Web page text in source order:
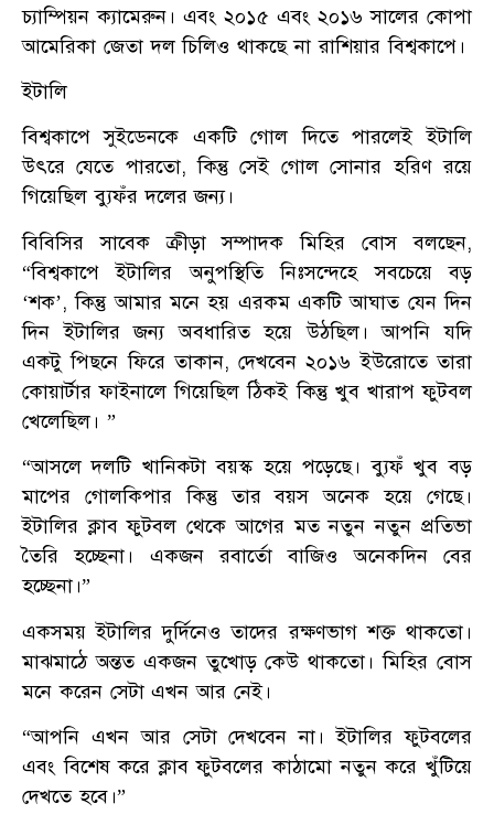
চ্যাম্পিয়ন ক্যামেরুন। এবং ২০১৫ এবং ২০১৬ সালের কোপা
আমেরিকা জেতা দল চিলিও থাকছে না রাশিয়ার বিশ্বকাপে।
ইটালি
বিশ্বকাপে সুইডেনকে একটি গোল দিতে পারলেই ইটালি
উৎরে যেতে পারতো, কিন্তু সেই গোল সোনার হরিণ রয়ে
গিয়েছিল ব্যুফঁর দলের জন্য।
বিবিসির সাবেক ক্রীড়া সম্পাদক মিহির বোস বলছেন,
“বিশ্বকাপে ইটালির অনুপস্থিতি নিঃসন্দেহে সবচেয়ে বড়
‘শক’, কিন্তু আমার মনে হয় এরকম একটি আঘাত যেন দিন
দিন ইটালির জন্য অবধারিত হয়ে উঠছিল। আপনি যদি
একটু পিছনে ফিরে তাকান, দেখবেন ২০১৬ ইউরোতে তারা
কোয়ার্টার ফাইনালে গিয়েছিল ঠিকই কিন্তু খুব খারাপ ফুটবল
খেলেছিল। ”
“আসলে দলটি খানিকটা বয়স্ক হয়ে পড়েছে। ব্যুফঁ খুব বড়
মাপের গোলকিপার কিন্তু তার বয়স অনেক হয়ে গেছে।
ইটালির ক্লাব ফুটবল থেকে আগের মত নতুন নতুন প্রতিভা
তৈরি হচ্ছেনা। একজন রবার্তো বাজিও অনেকদিন বের
হচ্ছেনা।”
একসময় ইটালির দুর্দিনেও তাদের রক্ষণভাগ শক্ত থাকতো।
মাঝমাঠে অন্তত একজন তুখোড় কেউ থাকতো। মিহির বোস
মনে করেন সেটা এখন আর নেই।
“আপনি এখন আর সেটা দেখবেন না। ইটালির ফুটবলের
এবং বিশেষ করে ক্লাব ফুটবলের কাঠামো নতুন করে খুঁটিয়ে
দেখতে হবে।”